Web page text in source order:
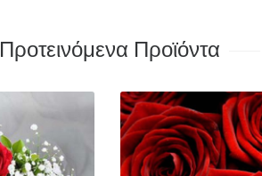
Προτεινόμενα Προϊόντα